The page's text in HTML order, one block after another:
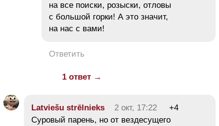
на все поиски, розыски, отловы
с большой горки! А это значит,
на нас с вами!
Ответить
1 ответ →
Latviešu strēlnieks 2 окт, 17:22
+4
Суровый парень, но от вездесущего